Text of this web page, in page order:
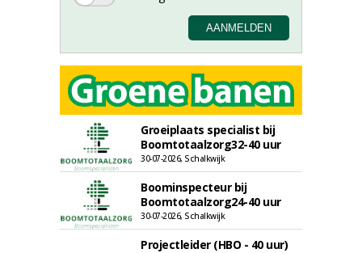
Groeiplaats specialist bij
Boomtotaalzorg32-40 uur
30-07-2026, Schalkwijk
Boominspecteur bij
Boomtotaalzorg24-40 uur
30-07-2026, Schalkwijk
Projectleider (HBO - 40 uur)